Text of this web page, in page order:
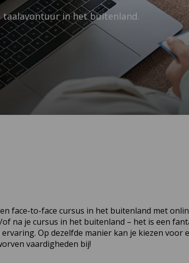
taalavontuur in het buitenland.
face-to-face cursus in het buitenland met
na je cursus in het buitenland – het is een
Op dezelfde manier kan je kiezen voor
vaardigheden bij!